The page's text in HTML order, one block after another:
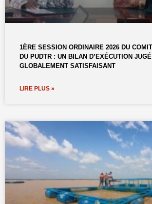
1ÈRE SESSION ORDINAIRE 2026 DU
DU PUDTR : UN BILAN D’EXÉCUTION JUGÉ
GLOBALEMENT SATISFAISANT
LIRE PLUS »